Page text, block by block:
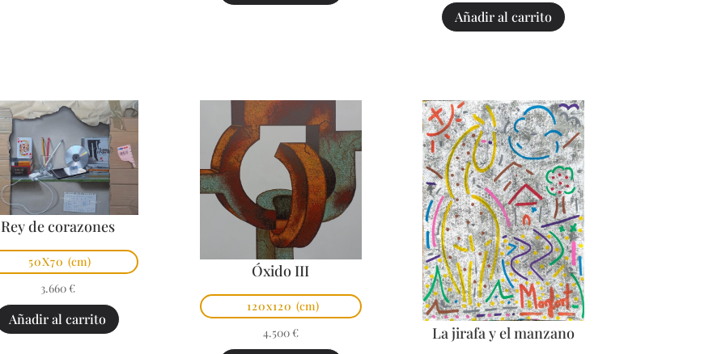
Añadir al carrito
Rey de corazones
50X70 (cm)
3.660 €
Añadir al carrito
Óxido III
120x120 (cm)
4.500 € La jirafa y el manzano